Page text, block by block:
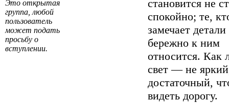
Это открытая
группа, любой
пользователь
может подать
просьбу о
вступлении.
становится не
спокойно; те,
замечает
бережно к ним
относится. Как
свет — не
достаточный,
видеть дорогу.